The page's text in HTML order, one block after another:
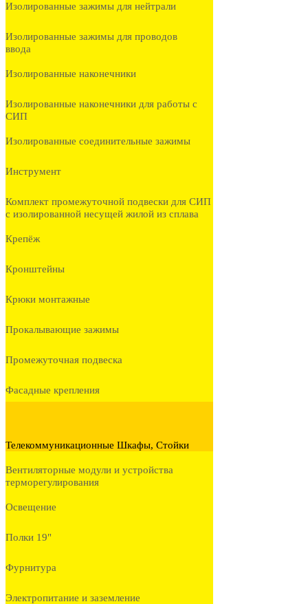
Изолированные зажимы для нейтрали
Изолированные зажимы для проводов
ввода
Изолированные наконечники
Изолированные наконечники для работы с
СИП
Изолированные соединительные зажимы
Инструмент
Комплект промежуточной подвески для СИП
с изолированной несущей жилой из сплава
Крепёж
Кронштейны
Крюки монтажные
Прокалывающие зажимы
Промежуточная подвеска
Фасадные крепления
Телекоммуникационные Шкафы, Стойки
Вентиляторные модули и устройства
терморегулирования
Освещение
Полки 19"
Фурнитура
Электропитание и заземление